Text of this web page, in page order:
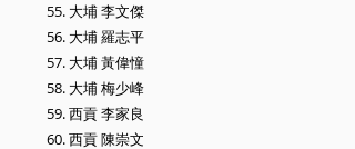
55. 大埔 李文傑
56. 大埔 羅志平
57. 大埔 黃偉憧
58. 大埔 梅少峰
59. 西貢 李家良
60. 西貢 陳崇文